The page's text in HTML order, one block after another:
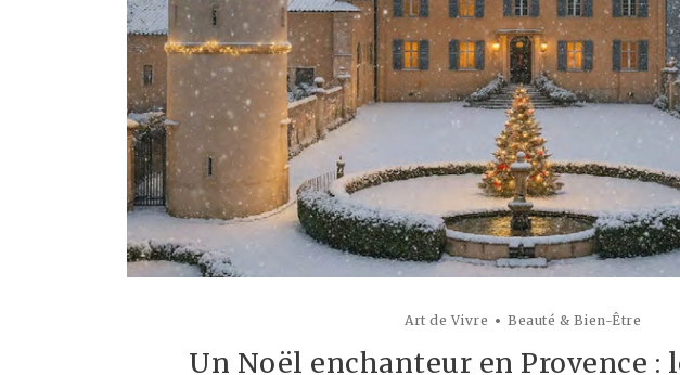
Art de Vivre Beauté & Bien-Être
Un Noël enchanteur en Provence :